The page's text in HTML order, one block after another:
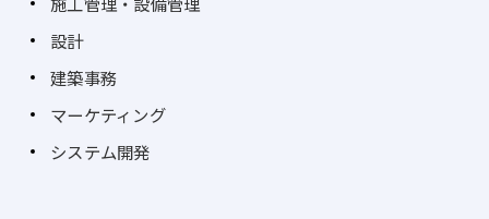
設計
建築事務
マーケティング
システム開発